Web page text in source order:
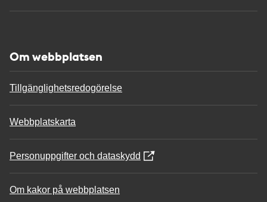
Om webbplatsen
Tillgänglighetsredogörelse
Webbplatskarta
Personuppgifter och dataskydd
Om kakor på webbplatsen